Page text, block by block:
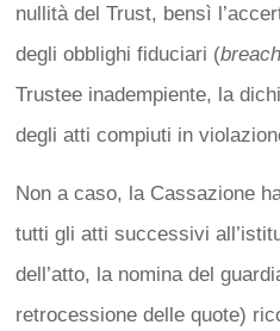
nullità del Trust, bensì
degli obblighi fiduciari (
Trustee inadempiente, la
degli atti compiuti in
Non a caso, la Cassazione
tutti gli atti successivi
dell’atto, la nomina del
retrocessione delle quote)